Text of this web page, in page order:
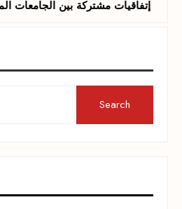
إتفاقيات مشتركة بين الجامعات
Search